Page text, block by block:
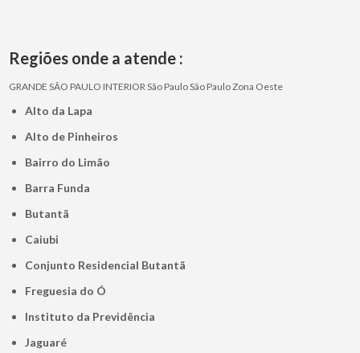
Regiões onde a atende :
GRANDE SÃO PAULO INTERIOR São PauloSão PauloZona Oeste
Alto da Lapa
Alto de Pinheiros
Bairro do Limão
Barra Funda
Butantã
Caiubi
Conjunto Residencial Butantã
Freguesia do Ó
Instituto da Previdência
Jaguaré